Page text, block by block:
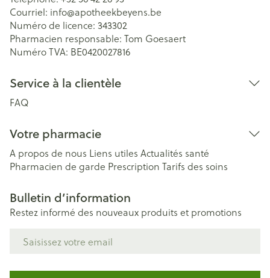
Courriel: info@apotheekbeyens.be
Numéro de licence: 343302
Pharmacien responsable: Tom Goesaert
Numéro TVA: BE0420027816
Service à la clientèle
FAQ
Votre pharmacie
A propos de nous Liens utiles Actualités santé
Pharmacien de garde Prescription Tarifs des soins
Bulletin d’information
Restez informé des nouveaux produits et promotions